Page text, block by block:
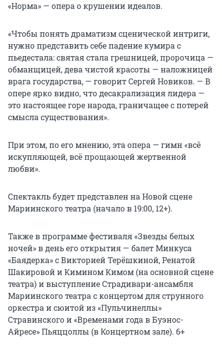
«Норма» — опера о крушении идеалов.
«Чтобы понять драматизм сценической интриги,
нужно представить себе падение кумира с
пьедестала: святая стала грешницей, пророчица —
обманщицей, дева чистой красоты — наложницей
врага государства, — говорит Сергей Новиков. — В
опере ярко видно, что десакрализация лидера —
это настоящее горе народа, граничащее с потерей
смысла существования».
При этом, по его мнению, эта опера — гимн «всё
искупляющей, всё прощающей жертвенной
любви».
Спектакль будет представлен на Новой сцене
Мариинского театра (начало в 19:00, 12+).
Также в программе фестиваля «Звезды белых
ночей» в день его открытия — балет Минкуса
«Баядерка» с Викторией Терёшкиной, Ренатой
Шакировой и Кимином Кимом (на основной сцене
театра) и выступление Страдивари-ансамбля
Мариинского театра с концертом для струнного
оркестра и сюитой из «Пульчинеллы»
Стравинского и «Временами года в Буэнос-
Айресе» Пьяццоллы (в Концертном зале). 6+